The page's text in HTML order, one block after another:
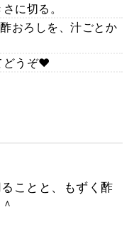
に切る。
ろしを、汁ごとか
どうぞ❤
ことと、もずく酢